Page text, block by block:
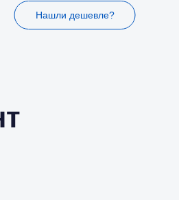
Нашли дешевле?